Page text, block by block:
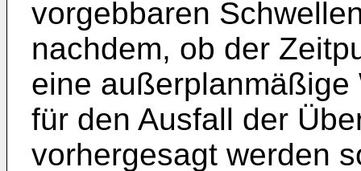
vorgebbaren
nachdem, ob der
eine
für den Ausfall der
vorhergesagt werden